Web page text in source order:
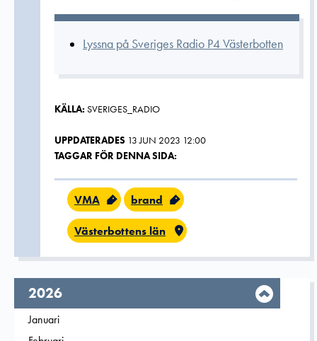
Lyssna på Sveriges Radio P4 Västerbotten
KÄLLA: SVERIGES_RADIO
UPPDATERADES 13 JUN 2023 12:00
TAGGAR FÖR DENNA SIDA:
VMA brand
Västerbottens län
År,
2026
Filtrera på
Januari